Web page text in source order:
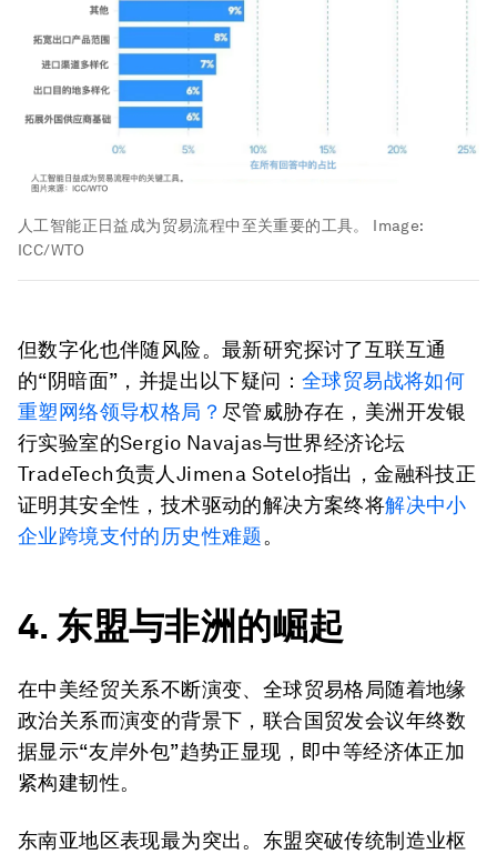
人工智能正日益成为贸易流程中至关重要的工具。
Image:
ICC/WTO
但数字化也伴随风险。最新研究探讨了互联互通
的“阴暗面”，并提出以下疑问： 全球贸易战将如何
重塑网络领导权格局？ 尽管威胁存在，美洲开发银
行实验室的Sergio Navajas与世界经济论坛
TradeTech负责人Jimena Sotelo指出，金融科技正
证明其安全性，技术驱动的解决方案终将解决中小
企业跨境支付的历史性难题。
4. 东盟与非洲的崛起
在中美经贸关系不断演变、全球贸易格局随着地缘
政治关系而演变的背景下，联合国贸发会议年终数
据显示“友岸外包”趋势正显现，即中等经济体正加
紧构建韧性。
东南亚地区表现最为突出。东盟突破传统制造业枢